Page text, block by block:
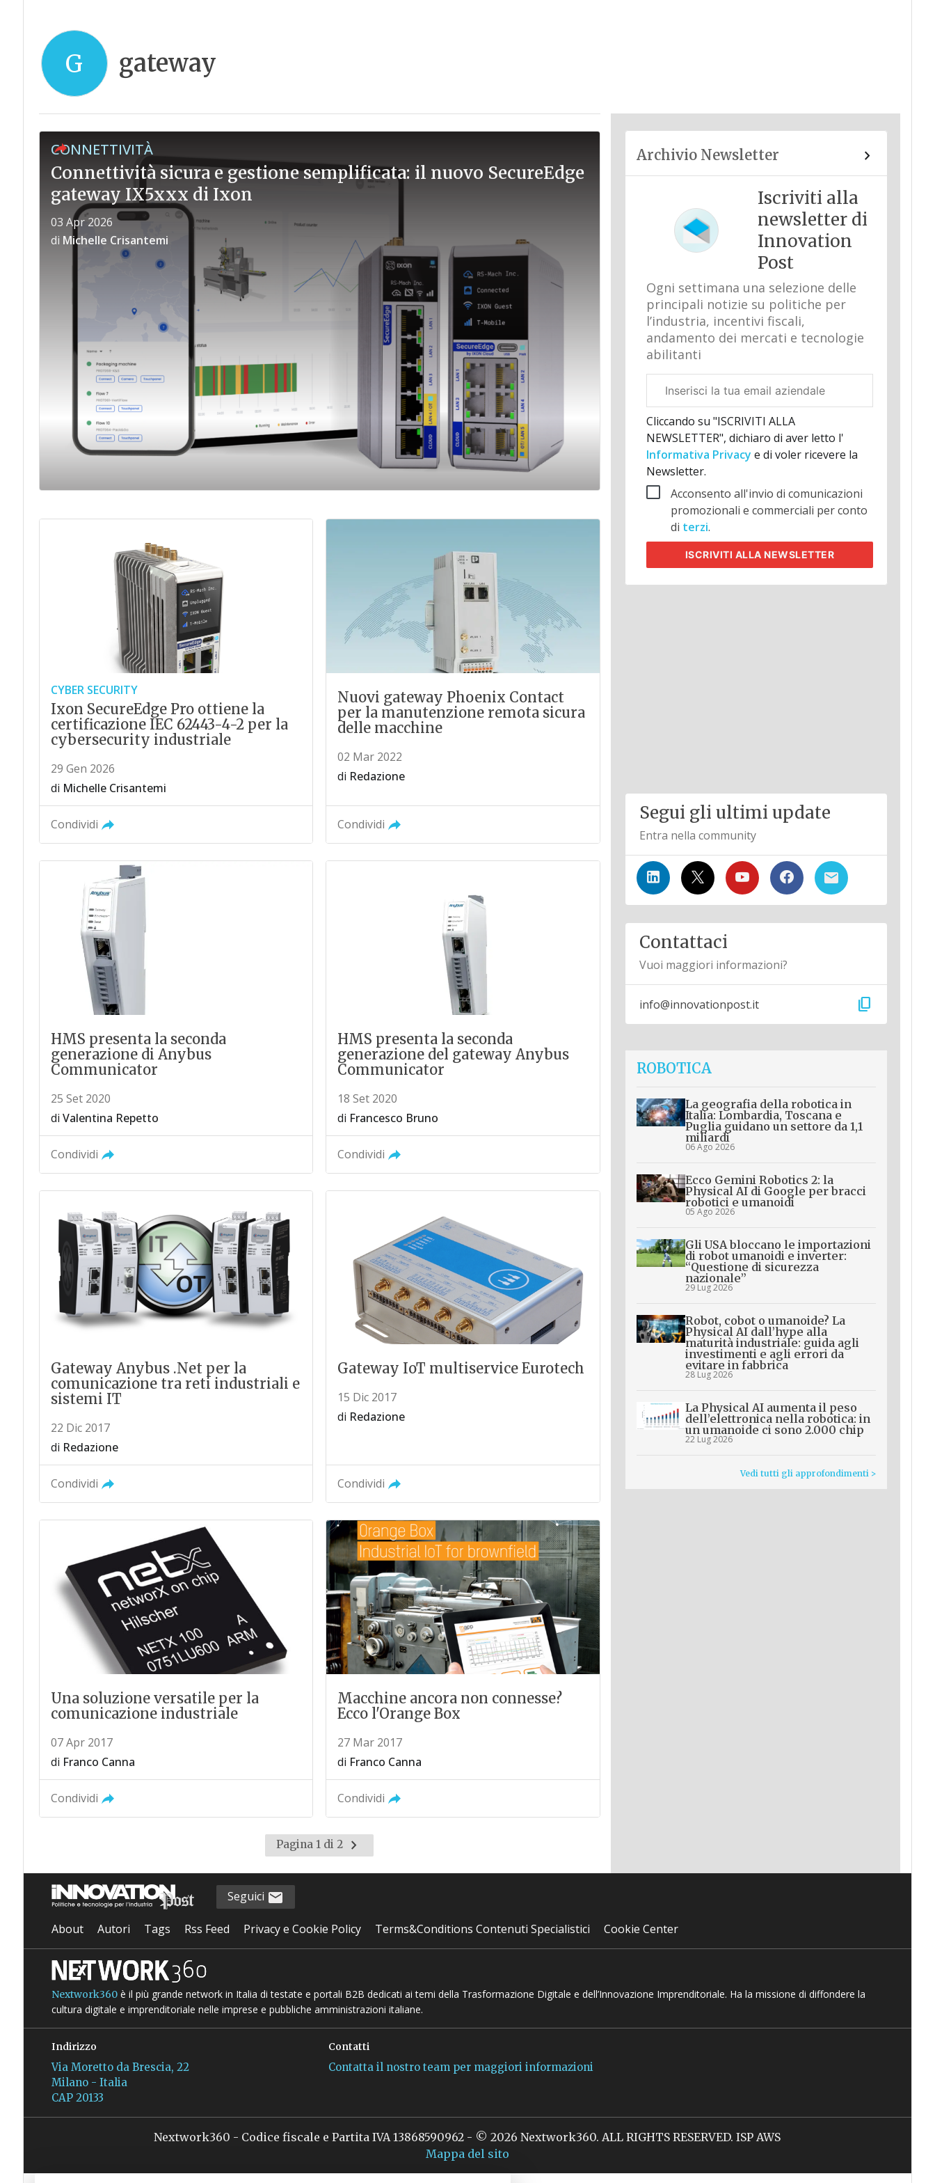
G gateway
CONNETTIVITÀ
Connettività sicura e gestione semplificata: il nuovo SecureEdge
gateway IX5xxx di Ixon
03 Apr 2026
di Michelle Crisantemi
CYBER SECURITY
Ixon SecureEdge Pro ottiene la
certificazione IEC 62443-4-2 per la
cybersecurity industriale
29 Gen 2026
di Michelle Crisantemi
Condividi
Nuovi gateway Phoenix Contact
per la manutenzione remota sicura
delle macchine
02 Mar 2022
di Redazione
Condividi
HMS presenta la seconda
generazione di Anybus
Communicator
25 Set 2020
di Valentina Repetto
Condividi
HMS presenta la seconda
generazione del gateway Anybus
Communicator
18 Set 2020
di Francesco Bruno
Condividi
Gateway Anybus .Net per la
comunicazione tra reti industriali e
sistemi IT
22 Dic 2017
di Redazione
Condividi
Gateway IoT multiservice Eurotech
15 Dic 2017
di Redazione
Condividi
Una soluzione versatile per la
comunicazione industriale
07 Apr 2017
di Franco Canna
Condividi
Macchine ancora non connesse?
Ecco l'Orange Box
27 Mar 2017
di Franco Canna
Condividi
Pagina 1 di 2
Pagina
successiva
Archivio Newsletter
Iscriviti alla
newsletter di
Innovation
Post
Ogni settimana una selezione delle
principali notizie su politiche per
l’industria, incentivi fiscali,
andamento dei mercati e tecnologie
abilitanti
aziendale
Cliccando su "ISCRIVITI ALLA
NEWSLETTER", dichiaro di aver letto l'
Informativa Privacy e di voler ricevere la
Newsletter.
Acconsento all'invio di comunicazioni
promozionali e commerciali per conto
di terzi.
ISCRIVITI ALLA NEWSLETTER
Segui gli ultimi update
Entra nella community
Contattaci
Vuoi maggiori informazioni?
info@innovationpost.it content_copy
ROBOTICA
La geografia della robotica in
Italia: Lombardia, Toscana e
Puglia guidano un settore da 1,1
miliardi
06 Ago 2026
Ecco Gemini Robotics 2: la
Physical AI di Google per bracci
robotici e umanoidi
05 Ago 2026
Gli USA bloccano le importazioni
di robot umanoidi e inverter:
“Questione di sicurezza
nazionale”
29 Lug 2026
Robot, cobot o umanoide? La
Physical AI dall’hype alla
maturità industriale: guida agli
investimenti e agli errori da
evitare in fabbrica
28 Lug 2026
La Physical AI aumenta il peso
dell’elettronica nella robotica: in
un umanoide ci sono 2.000 chip
22 Lug 2026
Vedi tutti gli approfondimenti >
Seguici
About Autori Tags Rss Feed Privacy e Cookie Policy Terms&Conditions Contenuti Specialistici Cookie Center
Nextwork360è il più grande network in Italia di testate e portali B2B dedicati ai temi della Trasformazione Digitale e dell’Innovazione Imprenditoriale. Ha la missione di diffondere la
cultura digitale e imprenditoriale nelle imprese e pubbliche amministrazioni italiane.
Indirizzo
Via Moretto da Brescia, 22
Milano - Italia
CAP 20133
Contatti
Contatta il nostro team per maggiori informazioni
Nextwork360 - Codice fiscale e Partita IVA 13868590962 - © 2026 Nextwork360. ALL RIGHTS RESERVED. ISP AWS
Mappa del sito